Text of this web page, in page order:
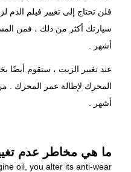
فلن تحتاج إلى تغيير فيلم الدم
أشهر .
عند تغيير الزيت ، ستقوم أيضًا
أشهر .
ما هي مخاطر عدم
oil, you alter its anti-wear